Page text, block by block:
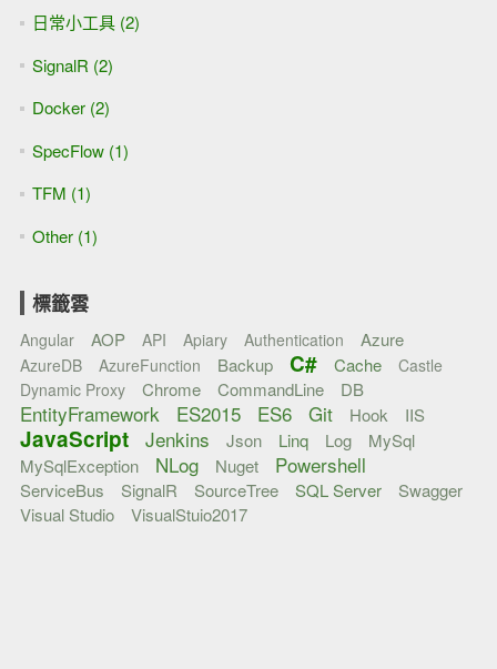
日常小工具 (2)
SignalR (2)
Docker (2)
SpecFlow (1)
TFM (1)
Other (1)
標籤雲
Angular AOP API Apiary Authentication Azure
AzureDB AzureFunction Backup C# Cache
Castle
Dynamic Proxy
Chrome CommandLine DB
EntityFramework ES2015 ES6 Git Hook IIS
JavaScript Jenkins Json Linq Log
MySql
MySqlException
NLog Nuget Powershell
ServiceBus SignalR SourceTree SQL Server
Swagger
Visual Studio
VisualStuio2017